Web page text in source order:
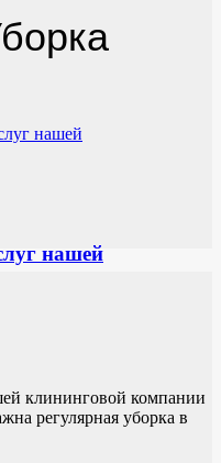
нашей
клининговой компании
регулярная уборка в